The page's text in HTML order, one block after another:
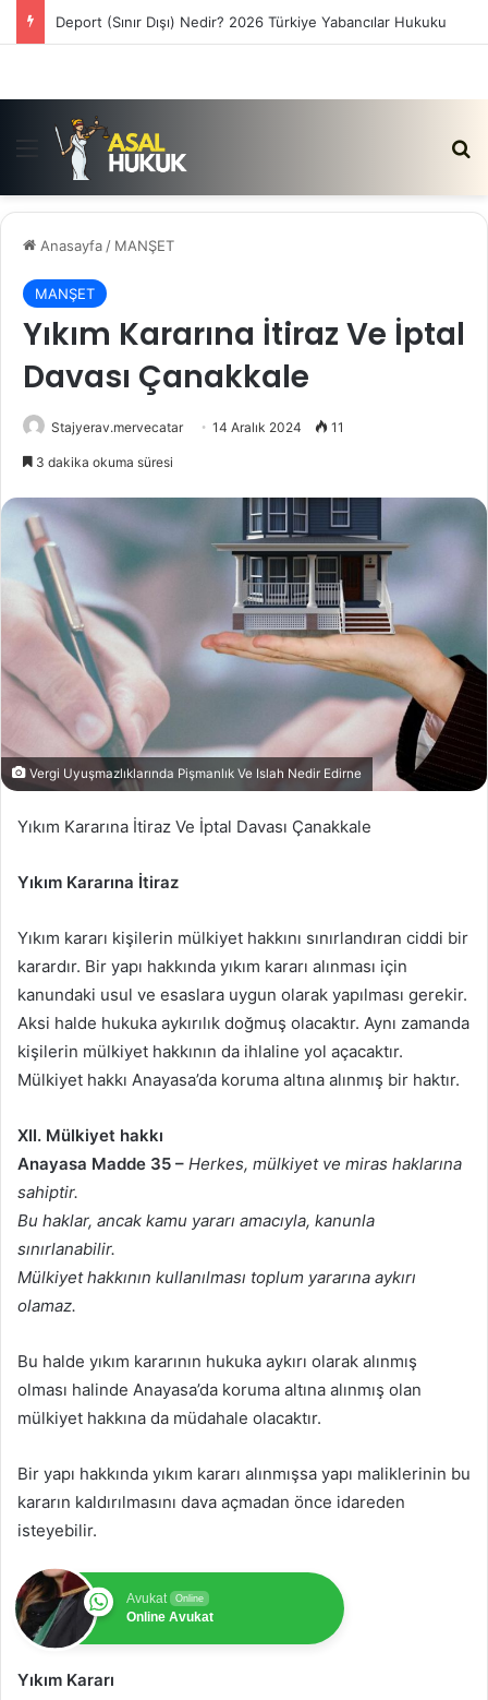
Deport (Sınır Dışı) Nedir? 2026 Türkiye Yabancılar Hukuku
Menü
Anasayfa / MANŞET
MANŞET
Yıkım Kararına İtiraz Ve İptal
Davası Çanakkale
Stajyerav.mervecatar 14 Aralık 2024 11
3 dakika okuma süresi
Vergi Uyuşmazlıklarında Pişmanlık Ve Islah Nedir Edirne
Yıkım Kararına İtiraz Ve İptal Davası Çanakkale
Yıkım Kararına İtiraz
Yıkım kararı kişilerin mülkiyet hakkını sınırlandıran ciddi bir
karardır. Bir yapı hakkında yıkım kararı alınması için
kanundaki usul ve esaslara uygun olarak yapılması gerekir.
Aksi halde hukuka aykırılık doğmuş olacaktır. Aynı zamanda
kişilerin mülkiyet hakkının da ihlaline yol açacaktır.
Mülkiyet hakkı Anayasa’da koruma altına alınmış bir haktır.
XII. Mülkiyet hakkı
Anayasa Madde 35 – Herkes, mülkiyet ve miras haklarına
sahiptir.
Bu haklar, ancak kamu yararı amacıyla, kanunla
sınırlanabilir.
Mülkiyet hakkının kullanılması toplum yararına aykırı
olamaz.
Bu halde yıkım kararının hukuka aykırı olarak alınmış
olması halinde Anayasa’da koruma altına alınmış olan
mülkiyet hakkına da müdahale olacaktır.
Bir yapı hakkında yıkım kararı alınmışsa yapı maliklerinin bu
kararın kaldırılmasını dava açmadan önce idareden
isteyebilir.
Avukat Online
Online Avukat
Yıkım Kararı